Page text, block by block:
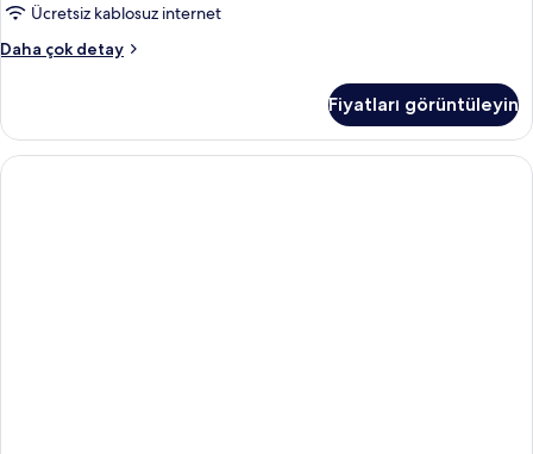
Ücretsiz kablosuz internet
Daha çok detay
Oda
detay
Fiyatları görüntüleyin